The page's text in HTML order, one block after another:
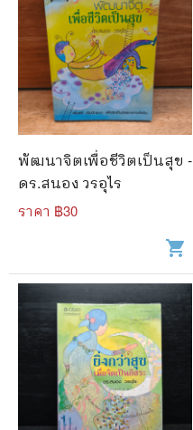
พัฒนาจิตเพื่อชีวิตเป็นสุข -
ดร.สนอง วรอุไร
ราคา ฿30
shopping_cart